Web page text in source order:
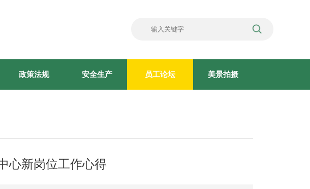
政策法规 安全生产 员工论坛 美景拍摄
心新岗位工作心得